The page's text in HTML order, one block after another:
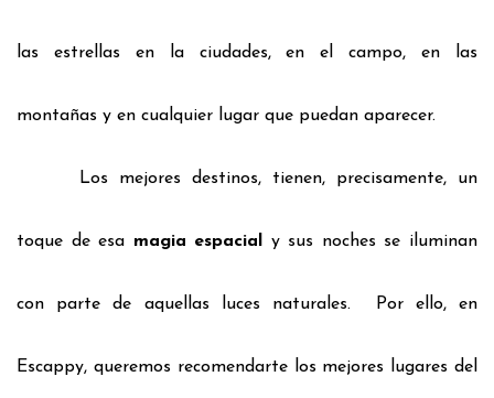
las estrellas en la ciudades, en el campo, en las
montañas y en cualquier lugar que puedan aparecer.
Los mejores destinos, tienen, precisamente, un
toque de esa magia espacial y sus noches se iluminan
con parte de aquellas luces naturales. Por ello, en
Escappy, queremos recomendarte los mejores lugares del